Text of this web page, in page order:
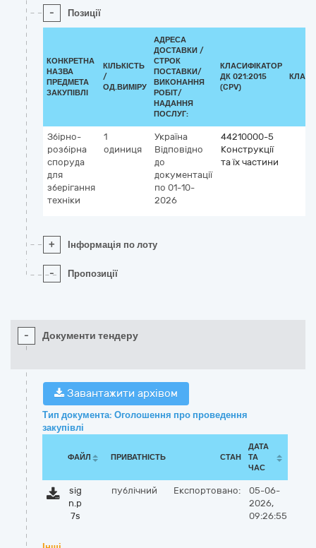
- Позиції
КОНКРЕТНА
НАЗВА
ПРЕДМЕТА
ЗАКУПІВЛІ
КІЛЬКІСТЬ
/
ОД.ВИМІРУ
АДРЕСА
ДОСТАВКИ /
СТРОК
ПОСТАВКИ/
ВИКОНАННЯ
РОБІТ/
НАДАННЯ
ПОСЛУГ:
КЛАСИФІКАТОР
ДК 021:2015
(CPV)
Збірно-
розбірна
споруда
для
зберігання
техніки
1
одиниця
Україна
Відповідно
до
документації
по 01-10-
2026
44210000-5
Конструкції
та їх частини
+ Інформація по лоту
- Пропозиції
- Документи тендеру
Завантажити архівом
Тип документа: Оголошення про проведення
закупівлі
ФАЙЛ ПРИВАТНІСТЬ СТАН
ДАТА
ТА
ЧАС
sig
n.p
7s
публічний Експортовано:
05-06-
2026,
09:26:55